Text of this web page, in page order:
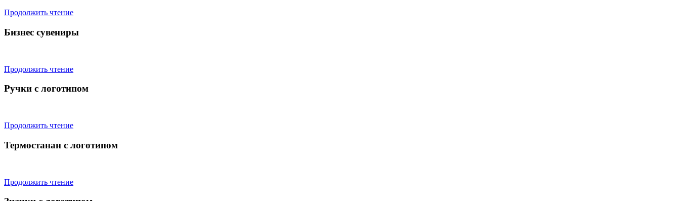
Продолжить чтение
Бизнес сувениры
Продолжить чтение
Ручки с логотипом
Продолжить чтение
Термостанан с логотипом
Продолжить чтение